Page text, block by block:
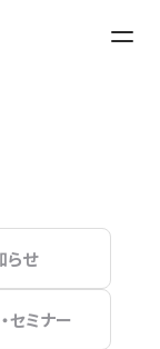
らせ
セミナー